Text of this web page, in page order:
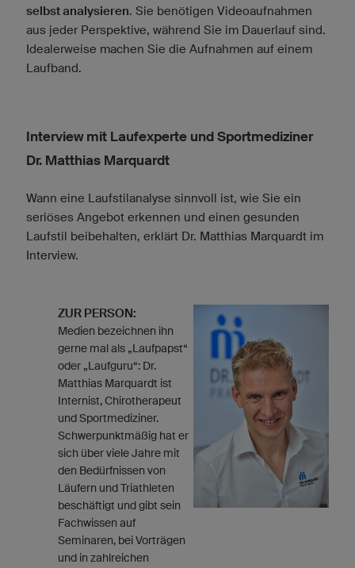
selbst analysieren. Sie benötigen Videoaufnahmen
aus jeder Perspektive, während Sie im Dauerlauf sind.
Idealerweise machen Sie die Aufnahmen auf einem
Laufband.
Interview mit Laufexperte und Sportmediziner
Dr. Matthias Marquardt
Wann eine Laufstilanalyse sinnvoll ist, wie Sie ein
seriöses Angebot erkennen und einen gesunden
Laufstil beibehalten, erklärt Dr. Matthias Marquardt im
Interview.
ZUR PERSON:
Medien bezeichnen ihn
gerne mal als „Laufpapst“
oder „Laufguru“: Dr.
Matthias Marquardt ist
Internist, Chirotherapeut
und Sportmediziner.
Schwerpunktmäßig hat er
sich über viele Jahre mit
den Bedürfnissen von
Läufern und Triathleten
beschäftigt und gibt sein
Fachwissen auf
Seminaren, bei Vorträgen
und in zahlreichen